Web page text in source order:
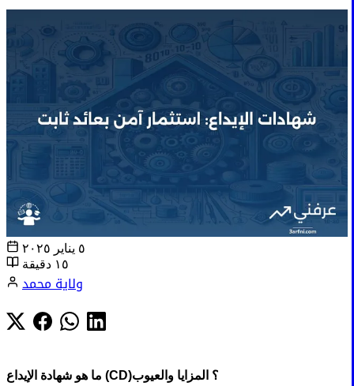
٥ يناير ٢٠٢٥
١٥ دقيقة
ولاية محمد
ما هو شهادة الإيداع (CD)؟ المزايا والعيوب